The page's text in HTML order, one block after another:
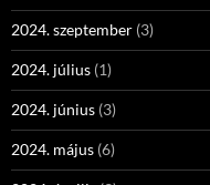
2024. szeptember (3)
2024. július (1)
2024. június (3)
2024. május (6)